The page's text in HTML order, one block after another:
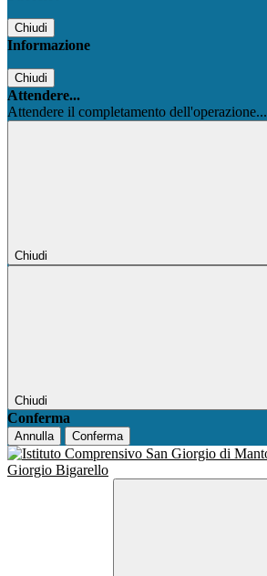
Chiudi
Informazione
Chiudi
Attendere...
Attendere il completamento dell'operazione...
Chiudi
Chiudi
Conferma
Annulla Conferma